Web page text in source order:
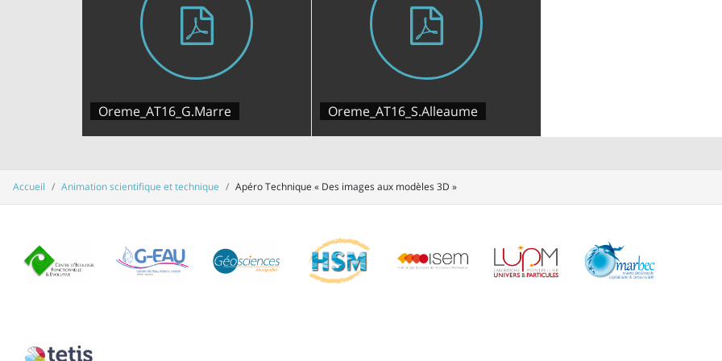
Oreme_AT16_G.Marre Oreme_AT16_S.Alleaume
Accueil Animation scientifique et technique Apéro Technique « Des images aux modèles 3D »